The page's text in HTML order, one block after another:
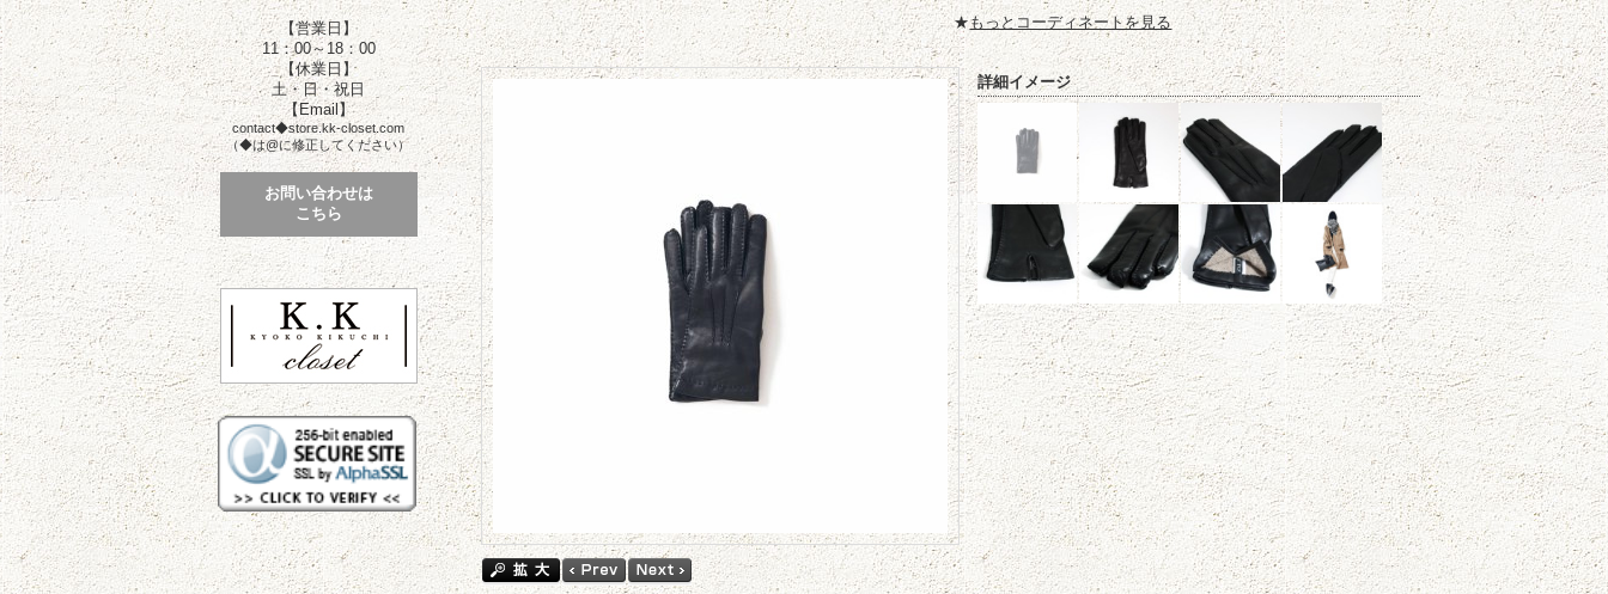
【営業日】
11：00～18：00
【休業日】
土・日・祝日
【Email】
contact◆store.kk-closet.com
（◆は@に修正してください）
お問い合わせは
こちら
★もっとコーディネートを見る
詳細イメージ